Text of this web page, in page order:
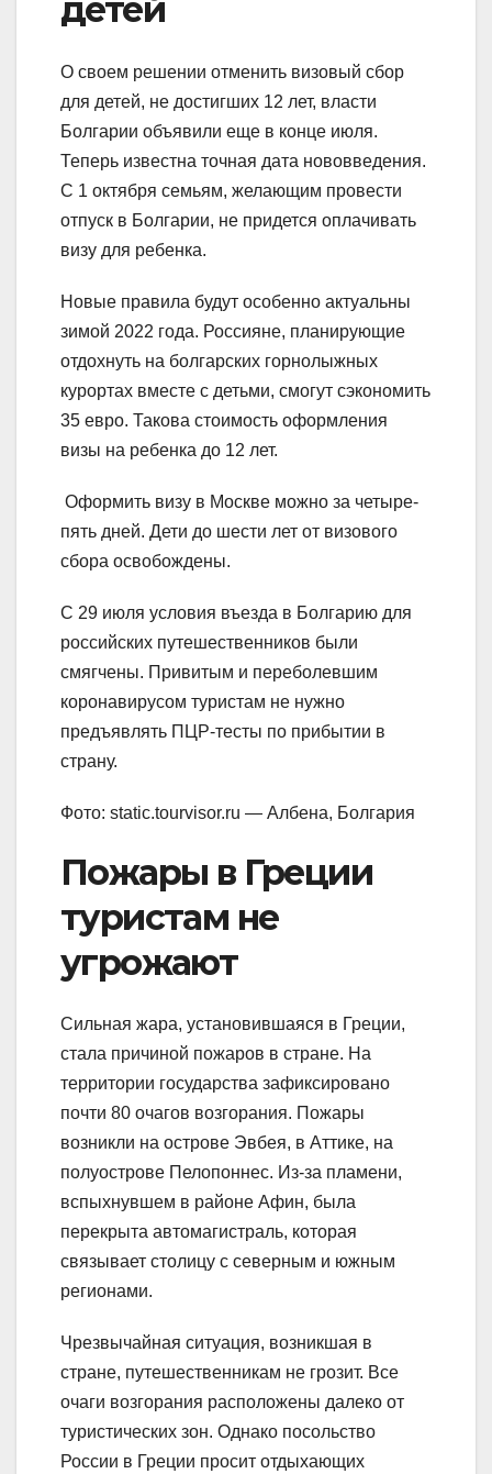
детей
О своем решении отменить визовый сбор
для детей, не достигших 12 лет, власти
Болгарии объявили еще в конце июля.
Теперь известна точная дата нововведения.
С 1 октября семьям, желающим провести
отпуск в Болгарии, не придется оплачивать
визу для ребенка.
Новые правила будут особенно актуальны
зимой 2022 года. Россияне, планирующие
отдохнуть на болгарских горнолыжных
курортах вместе с детьми, смогут сэкономить
35 евро. Такова стоимость оформления
визы на ребенка до 12 лет.
Оформить визу в Москве можно за четыре-
пять дней. Дети до шести лет от визового
сбора освобождены.
С 29 июля условия въезда в Болгарию для
российских путешественников были
смягчены. Привитым и переболевшим
коронавирусом туристам не нужно
предъявлять ПЦР-тесты по прибытии в
страну.
Фото: static.tourvisor.ru — Албена, Болгария
Пожары в Греции
туристам не
угрожают
Сильная жара, установившаяся в Греции,
стала причиной пожаров в стране. На
территории государства зафиксировано
почти 80 очагов возгорания. Пожары
возникли на острове Эвбея, в Аттике, на
полуострове Пелопоннес. Из-за пламени,
вспыхнувшем в районе Афин, была
перекрыта автомагистраль, которая
связывает столицу с северным и южным
регионами.
Чрезвычайная ситуация, возникшая в
стране, путешественникам не грозит. Все
очаги возгорания расположены далеко от
туристических зон. Однако посольство
России в Греции просит отдыхающих